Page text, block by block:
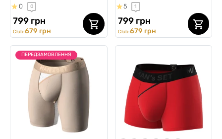
Long 2.0 Light, Silver Series,
сірий
0 0
799 грн
Club:679 грн
Long 2.0 Light, Silver Series,
рожевий
5 1
799 грн
Club:679 грн
ПЕРЕДЗАМОВЛЕННЯ